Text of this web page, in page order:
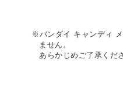
※バンダイ キャンディ
ません。
あらかじめご了承くだ